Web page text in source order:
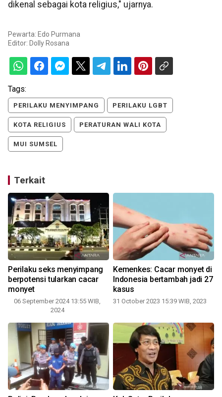
dikenal sebagai kota religius," ujarnya.
Pewarta: Edo Purmana
Editor: Dolly Rosana
Tags:
PERILAKU MENYIMPANG PERILAKU LGBT
KOTA RELIGIUS PERATURAN WALI KOTA
MUI SUMSEL
Terkait
Perilaku seks menyimpang
berpotensi tularkan cacar
monyet
06 September 2024 13:55 WIB,
2024
Kemenkes: Cacar monyet di
Indonesia bertambah jadi 27
kasus
31 October 2023 15:39 WIB, 2023